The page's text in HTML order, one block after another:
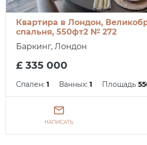
Квартира в Лондон,
спальня, 550фт2 № 272
Баркинг, Лондон
£ 335 000
Спален:1 Ванных:1 Площадь
НАПИСАТЬ